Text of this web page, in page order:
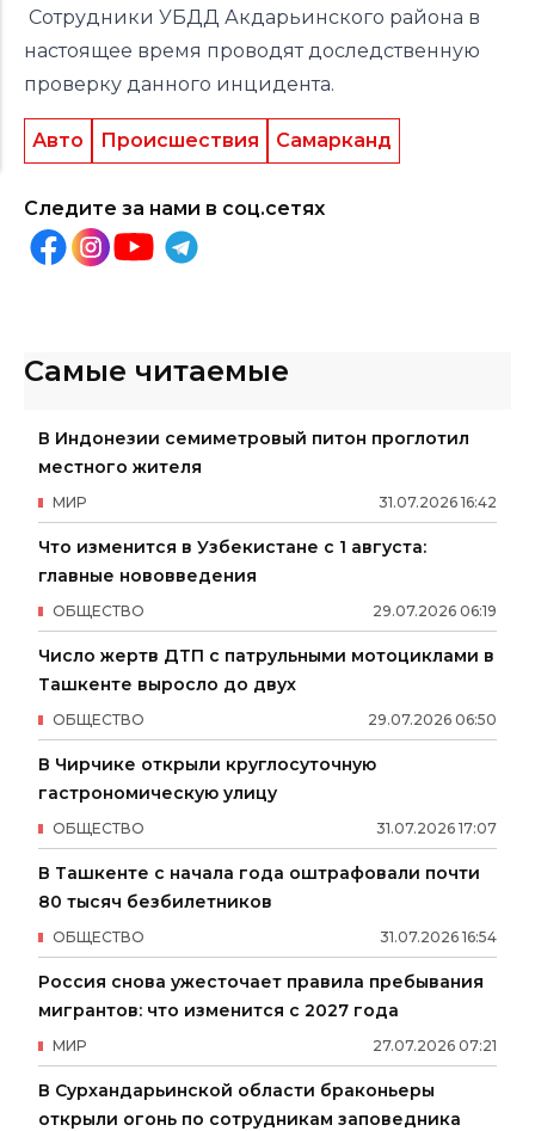
Сотрудники УБДД Акдарьинского района в
настоящее время проводят доследственную
проверку данного инцидента.
Авто Происшествия Самарканд
Следите за нами в соц.сетях
Самые читаемые
В Индонезии семиметровый питон проглотил
местного жителя
31.07.2026 16:42
МИР
Что изменится в Узбекистане с 1 августа:
главные нововведения
29.07.2026 06:19
ОБЩЕСТВО
Число жертв ДТП с патрульными мотоциклами в
Ташкенте выросло до двух
29.07.2026 06:50
ОБЩЕСТВО
В Чирчике открыли круглосуточную
гастрономическую улицу
31.07.2026 17:07
ОБЩЕСТВО
В Ташкенте с начала года оштрафовали почти
80 тысяч безбилетников
31.07.2026 16:54
ОБЩЕСТВО
Россия снова ужесточает правила пребывания
мигрантов: что изменится с 2027 года
27.07.2026 07:21
МИР
В Сурхандарьинской области браконьеры
открыли огонь по сотрудникам заповедника